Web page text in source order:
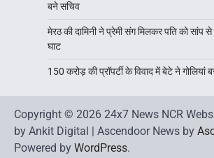
बने सचिव
मेरठ की दामिनी ने प्रेमी संग मिलकर पति को सांप
घाट
150 करोड़ की प्रॉपर्टी के विवाद में बेटे ने गोलियां
Copyright © 2026 24x7 News NCR
by Ankit Digital | Ascendoor News by
Powered by WordPress.